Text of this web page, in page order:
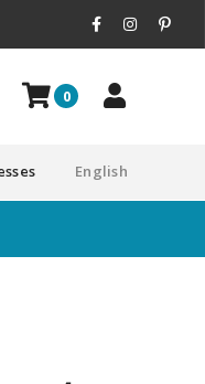
0
English